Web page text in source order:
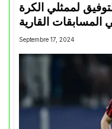
لممثلي الكرة
Septembre 17, 2024